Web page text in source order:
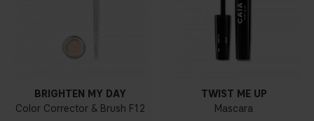
BRIGHTEN MY DAY
Color Corrector & Brush F12
TWIST ME UP
Mascara